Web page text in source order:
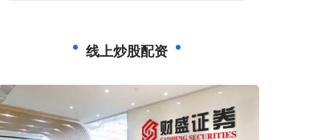
线上炒股配资